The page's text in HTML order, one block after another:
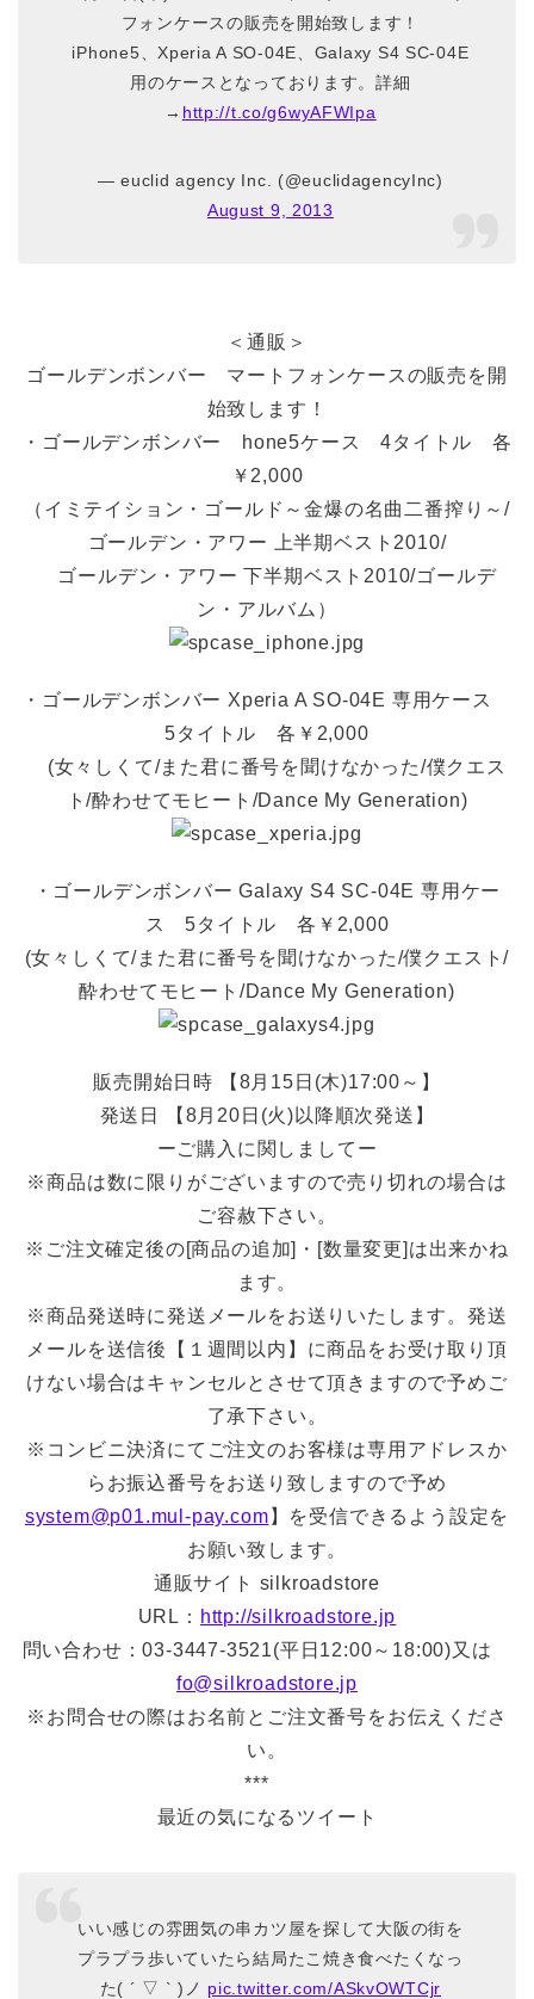
フォンケースの販売を開始致します！
iPhone5、Xperia A SO-04E、Galaxy S4 SC-04E
用のケースとなっております。詳細
→ http://t.co/g6wyAFWIpa
— euclid agency Inc. (@euclidagencyInc)
August 9, 2013
＜通販＞
ゴールデンボンバー マートフォンケースの販売を開
始致します！
・ゴールデンボンバー hone5ケース 4タイトル 各
￥2,000
（イミテイション・ゴールド～金爆の名曲二番搾り～/
ゴールデン・アワー 上半期ベスト2010/
ゴールデン・アワー 下半期ベスト2010/ゴールデ
ン・アルバム）
・ゴールデンボンバー Xperia A SO-04E 専用ケース
5タイトル 各￥2,000
(女々しくて/また君に番号を聞けなかった/僕クエス
ト/酔わせてモヒート/Dance My Generation)
・ゴールデンボンバー Galaxy S4 SC-04E 専用ケー
ス 5タイトル 各￥2,000
(女々しくて/また君に番号を聞けなかった/僕クエスト/
酔わせてモヒート/Dance My Generation)
販売開始日時 【8月15日(木)17:00～】
発送日 【8月20日(火)以降順次発送】
ーご購入に関しましてー
※商品は数に限りがございますので売り切れの場合は
ご容赦下さい。
※ご注文確定後の[商品の追加]・[数量変更]は出来かね
ます。
※商品発送時に発送メールをお送りいたします。発送
メールを送信後【１週間以内】に商品をお受け取り頂
けない場合はキャンセルとさせて頂きますので予めご
了承下さい。
※コンビニ決済にてご注文のお客様は専用アドレスか
らお振込番号をお送り致しますので予め
system@p01.mul-pay.com 】を受信できるよう設定を
お願い致します。
通販サイト silkroadstore
URL： http://silkroadstore.jp
問い合わせ：03-3447-3521(平日12:00～18:00)又は
fo@silkroadstore.jp
※お問合せの際はお名前とご注文番号をお伝えくださ
い。
***
最近の気になるツイート
いい感じの雰囲気の串カツ屋を探して大阪の街を
プラプラ歩いていたら結局たこ焼き食べたくなっ
た( ´ ▽ ` )ノ pic.twitter.com/ASkvOWTCjr